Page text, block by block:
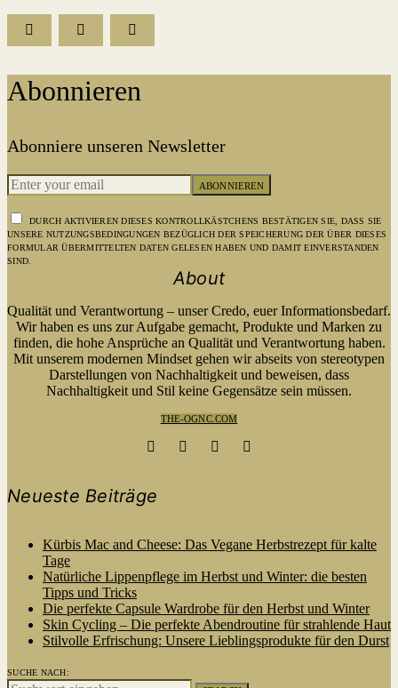
Abonnieren
Abonniere unseren Newsletter
ABONNIEREN
DURCH AKTIVIEREN DIESES KONTROLLKÄSTCHENS BESTÄTIGEN SIE, DASS SIE
UNSERE NUTZUNGSBEDINGUNGEN BEZÜGLICH DER SPEICHERUNG DER ÜBER DIESES
FORMULAR ÜBERMITTELTEN DATEN GELESEN HABEN UND DAMIT EINVERSTANDEN
SIND.
About
Qualität und Verantwortung – unser Credo, euer Informationsbedarf.
Wir haben es uns zur Aufgabe gemacht, Produkte und Marken zu
finden, die hohe Ansprüche an Qualität und Verantwortung haben.
Mit unserem modernen Mindset gehen wir abseits von stereotypen
Darstellungen von Nachhaltigkeit und beweisen, dass
Nachhaltigkeit und Stil keine Gegensätze sein müssen.
THE-OGNC.COM
Neueste Beiträge
Kürbis Mac and Cheese: Das Vegane Herbstrezept für kalte
Tage
Natürliche Lippenpflege im Herbst und Winter: die besten
Tipps und Tricks
Die perfekte Capsule Wardrobe für den Herbst und Winter
Skin Cycling – Die perfekte Abendroutine für strahlende Haut
Stilvolle Erfrischung: Unsere Lieblingsprodukte für den Durst
SUCHE NACH: